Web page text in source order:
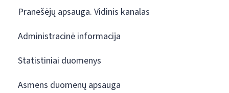
Pranešėjų apsauga. Vidinis kanalas
Administracinė informacija
Statistiniai duomenys
Asmens duomenų apsauga